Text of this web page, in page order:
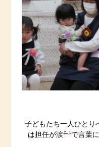
子どもたち一人ひとり
は担任が涙
で言葉